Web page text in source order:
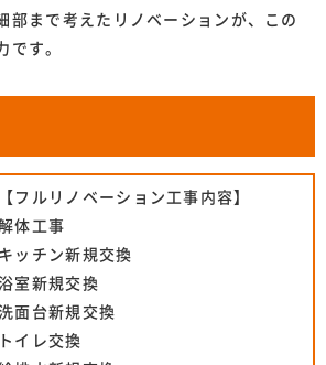
部まで考えたリノベーションが、この
です。
【フルリノベーション工事内容】
体工事
キッチン新規交換
室新規交換
面台新規交換
トイレ交換